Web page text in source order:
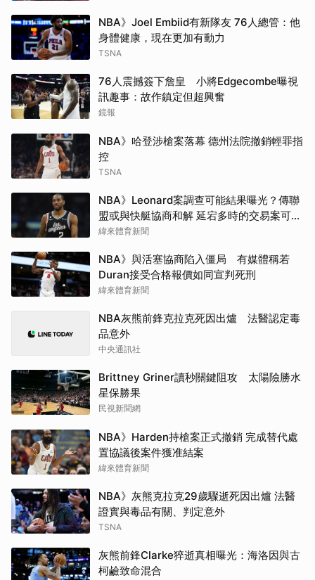
NBA》Joel Embiid有新隊友 76人總管：他
身體健康，現在更加有動力
TSNA
76人震撼簽下詹皇 小將Edgecombe曝視
訊趣事：故作鎮定但超興奮
鏡報
NBA》哈登涉槍案落幕 德州法院撤銷輕罪指
控
TSNA
NBA》Leonard案調查可能結果曝光？傳聯
盟或與快艇協商和解 延宕多時的交易案可望
於開季前成行
緯來體育新聞
NBA》與活塞協商陷入僵局 有媒體稱若
Duran接受合格報價如同宣判死刑
緯來體育新聞
NBA灰熊前鋒克拉克死因出爐 法醫認定毒
品意外
中央通訊社
Brittney Griner讀秒關鍵阻攻 太陽險勝水
星保勝果
民視新聞網
NBA》Harden持槍案正式撤銷 完成替代處
置協議後案件獲准結案
緯來體育新聞
NBA》灰熊克拉克29歲驟逝死因出爐 法醫
證實與毒品有關、判定意外
TSNA
灰熊前鋒Clarke猝逝真相曝光：海洛因與古
柯鹼致命混合